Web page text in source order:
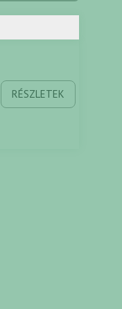
RÉSZLETEK